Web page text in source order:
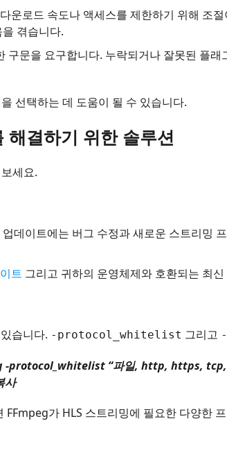
운로드 속도나 액세스를 제한하기 위해 조
겪습니다.
구문을 요구합니다. 누락되거나 잘못된 플래
선택하는 데 도움이 될 수 있습니다.
결하기 위한 솔루션
세요.
데이트에는 버그 수정과 새로운 스트리밍
트 그리고 귀하의 운영체제와 호환되는 최
습니다. -protocol_whitelist 그리고
-protocol_whitelist “파일, http, https,
사
FFmpeg가 HLS 스트리밍에 필요한 다양한